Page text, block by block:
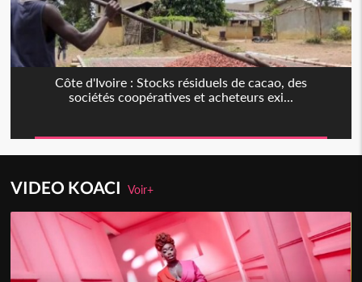
Côte d'Ivoire : Stocks résiduels de cacao, des
sociétés coopératives et acheteurs exi...
VIDEO KOACIVoir+